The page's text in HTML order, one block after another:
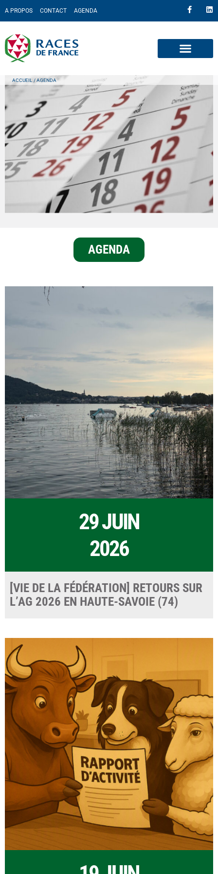
A PROPOS CONTACT AGENDA
ACCUEIL / AGENDA
AGENDA
29 JUIN
2026
[VIE DE LA FÉDÉRATION] RETOURS SUR
L’AG 2026 EN HAUTE-SAVOIE (74)